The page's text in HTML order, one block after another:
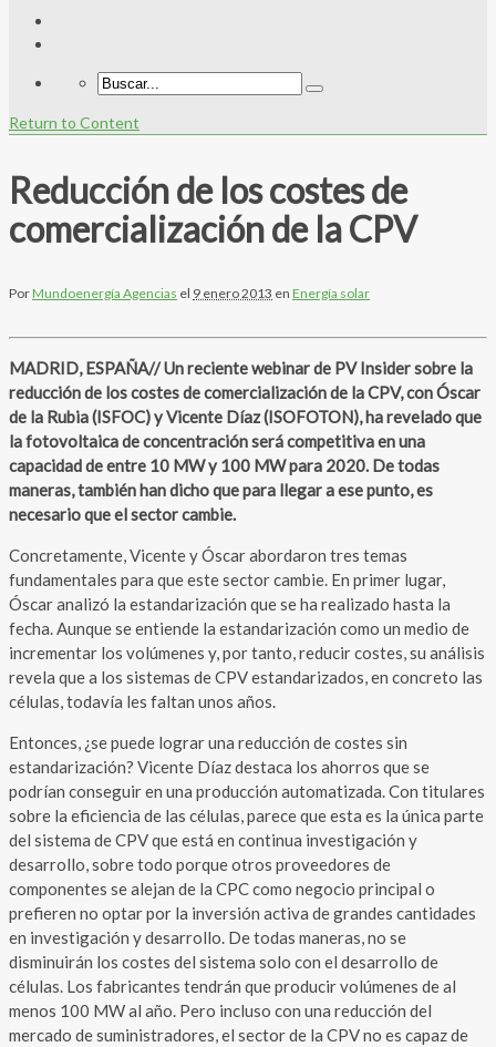
Return to Content
Reducción de los costes de
comercialización de la CPV
PorMundoenergía Agencias el 9 enero 2013 en Energía solar
MADRID, ESPAÑA// Un reciente webinar de PV Insider sobre la
reducción de los costes de comercialización de la CPV, con Óscar
de la Rubia (ISFOC) y Vicente Díaz (ISOFOTON), ha revelado que
la fotovoltaica de concentración será competitiva en una
capacidad de entre 10 MW y 100 MW para 2020. De todas
maneras, también han dicho que para llegar a ese punto, es
necesario que el sector cambie.
Concretamente, Vicente y Óscar abordaron tres temas
fundamentales para que este sector cambie. En primer lugar,
Óscar analizó la estandarización que se ha realizado hasta la
fecha. Aunque se entiende la estandarización como un medio de
incrementar los volúmenes y, por tanto, reducir costes, su análisis
revela que a los sistemas de CPV estandarizados, en concreto las
células, todavía les faltan unos años.
Entonces, ¿se puede lograr una reducción de costes sin
estandarización? Vicente Díaz destaca los ahorros que se
podrían conseguir en una producción automatizada. Con titulares
sobre la eficiencia de las células, parece que esta es la única parte
del sistema de CPV que está en continua investigación y
desarrollo, sobre todo porque otros proveedores de
componentes se alejan de la CPC como negocio principal o
prefieren no optar por la inversión activa de grandes cantidades
en investigación y desarrollo. De todas maneras, no se
disminuirán los costes del sistema solo con el desarrollo de
células. Los fabricantes tendrán que producir volúmenes de al
menos 100 MW al año. Pero incluso con una reducción del
mercado de suministradores, el sector de la CPV no es capaz de